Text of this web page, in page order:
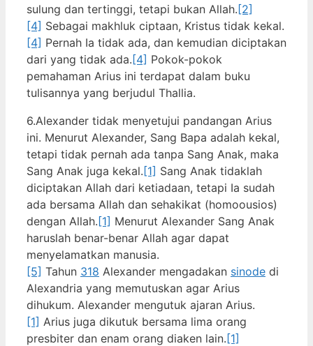
sulung dan tertinggi, tetapi bukan Allah.[2]
[4] Sebagai makhluk ciptaan, Kristus tidak kekal.
[4] Pernah Ia tidak ada, dan kemudian diciptakan
dari yang tidak ada.[4] Pokok-pokok
pemahaman Arius ini terdapat dalam buku
tulisannya yang berjudul Thallia.
6.Alexander tidak menyetujui pandangan Arius
ini. Menurut Alexander, Sang Bapa adalah kekal,
tetapi tidak pernah ada tanpa Sang Anak, maka
Sang Anak juga kekal.[1] Sang Anak tidaklah
diciptakan Allah dari ketiadaan, tetapi Ia sudah
ada bersama Allah dan sehakikat (homoousios)
dengan Allah.[1] Menurut Alexander Sang Anak
haruslah benar-benar Allah agar dapat
menyelamatkan manusia.
[5] Tahun 318 Alexander mengadakan sinode di
Alexandria yang memutuskan agar Arius
dihukum. Alexander mengutuk ajaran Arius.
[1] Arius juga dikutuk bersama lima orang
presbiter dan enam orang diaken lain.[1]